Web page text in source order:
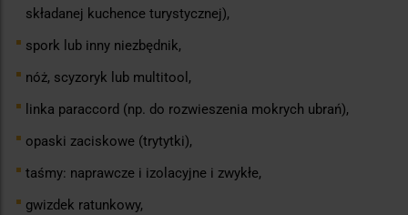
składanej kuchence turystycznej),
spork lub inny niezbędnik,
nóż, scyzoryk lub multitool,
linka paraccord (np. do rozwieszenia mokrych ubrań),
opaski zaciskowe (trytytki),
taśmy: naprawcze i izolacyjne i zwykłe,
gwizdek ratunkowy,